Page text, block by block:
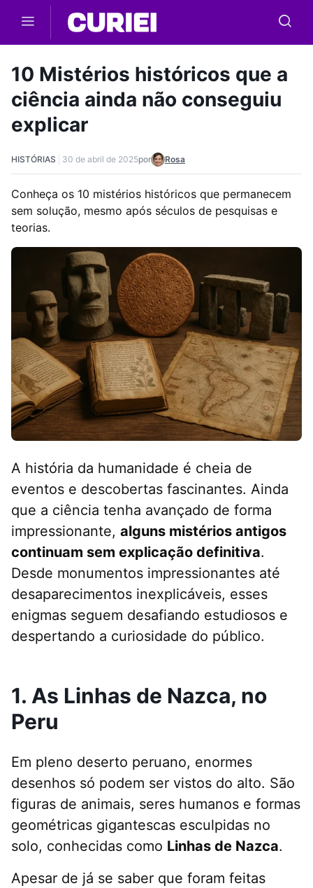
Skip to main content
10 Mistérios históricos que a
ciência ainda não conseguiu
explicar
HISTÓRIAS 30 de abril de 2025por Rosa
Conheça os 10 mistérios históricos que permanecem
sem solução, mesmo após séculos de pesquisas e
teorias.
A história da humanidade é cheia de
eventos e descobertas fascinantes. Ainda
que a ciência tenha avançado de forma
impressionante, alguns mistérios antigos
continuam sem explicação definitiva.
Desde monumentos impressionantes até
desaparecimentos inexplicáveis, esses
enigmas seguem desafiando estudiosos e
despertando a curiosidade do público.
1. As Linhas de Nazca, no
Peru
Em pleno deserto peruano, enormes
desenhos só podem ser vistos do alto. São
figuras de animais, seres humanos e formas
geométricas gigantescas esculpidas no
solo, conhecidas como Linhas de Nazca.
Apesar de já se saber que foram feitas